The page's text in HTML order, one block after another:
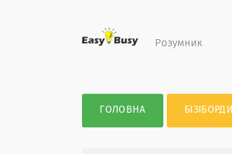
Розумник
ГОЛОВНА БІЗІБОРДИ